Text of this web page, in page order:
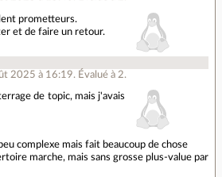
prometteurs.
et de faire un retour.
2025 à 16:19. Évalué à 2.
de topic, mais j'avais
complexe mais fait beaucoup de chose
marche, mais sans grosse plus-value par